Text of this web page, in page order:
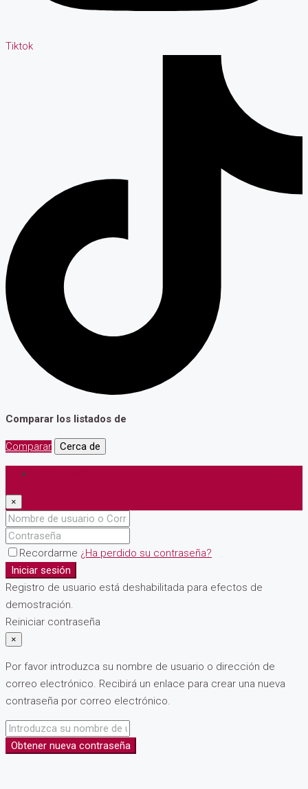
Tiktok
Comparar los listados de
Comparar Cerca de
×
Recordarme ¿Ha perdido su contraseña?
Iniciar sesión
Registro de usuario está deshabilitada para efectos de
demostración.
Reiniciar contraseña
×
Por favor introduzca su nombre de usuario o dirección de
correo electrónico. Recibirá un enlace para crear una nueva
contraseña por correo electrónico.
Obtener nueva contraseña